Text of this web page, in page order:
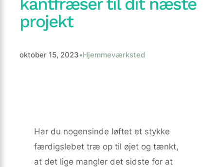
projekt
oktober 15, 2023•Hjemmeværksted
Har du nogensinde løftet et stykke
færdigslebet træ op til øjet og tænkt,
at det lige mangler det sidste for at